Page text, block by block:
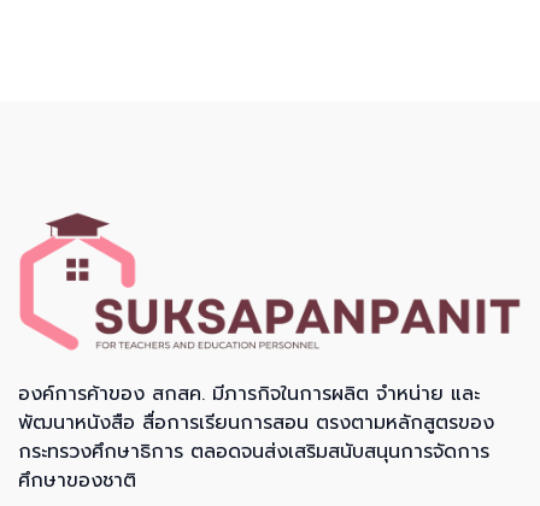
องค์การค้าของ สกสค. มีภารกิจในการผลิต จำหน่าย และ
พัฒนาหนังสือ สื่อการเรียนการสอน ตรงตามหลักสูตรของ
กระทรวงศึกษาธิการ ตลอดจนส่งเสริมสนับสนุนการจัดการ
ศึกษาของชาติ